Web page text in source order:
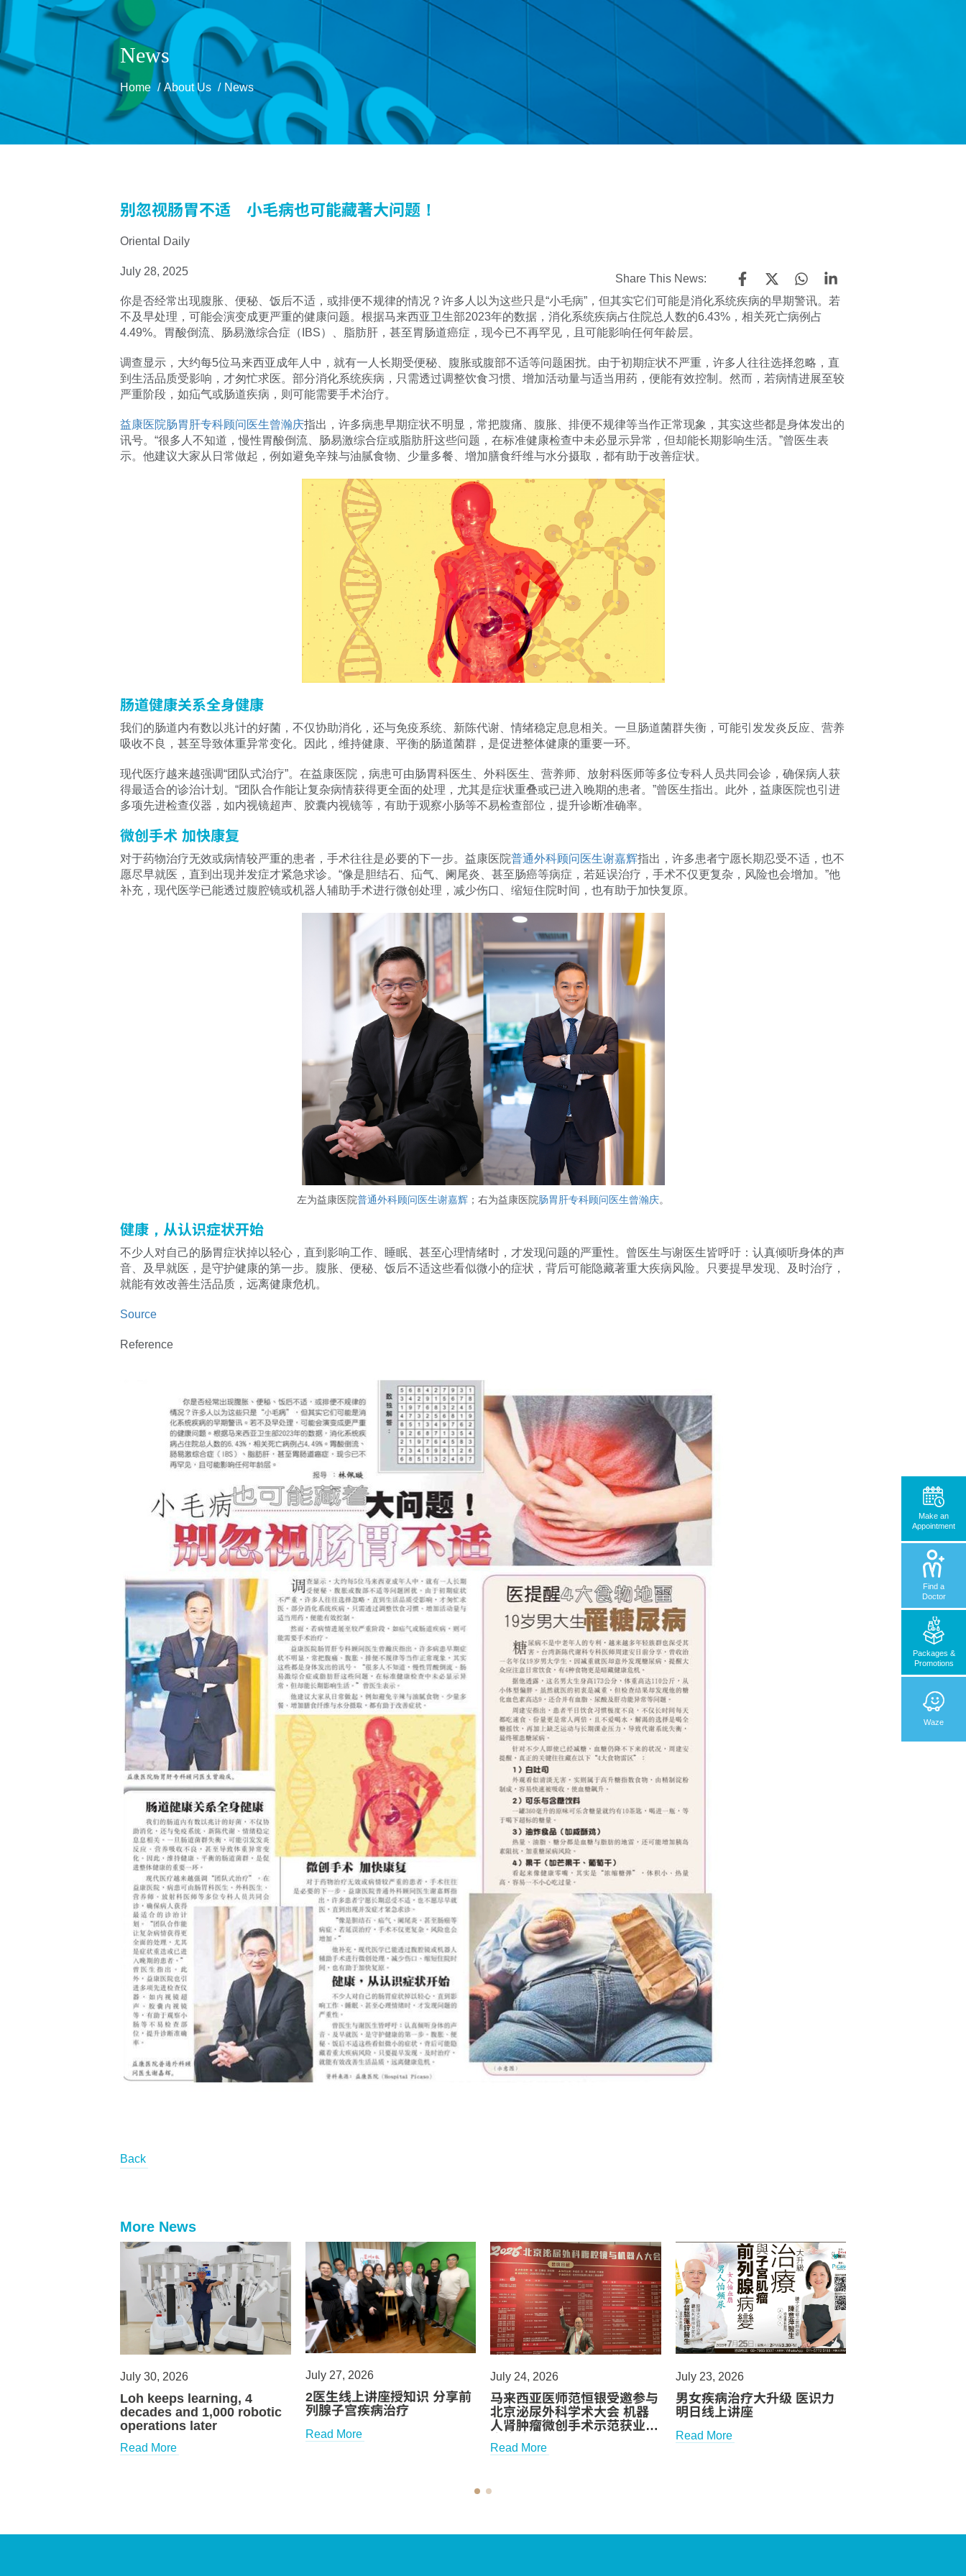
News
Home About Us News
别忽视肠胃不适 小毛病也可能藏著大问题！
Oriental Daily
July 28, 2025
Share This News:
你是否经常出现腹胀、便秘、饭后不适，或排便不规律的情况？许多人以为这些只是“小毛病”，但其实它们可能是消化系统疾病的早期警讯。若
不及早处理，可能会演变成更严重的健康问题。根据马来西亚卫生部2023年的数据，消化系统疾病占住院总人数的6.43%，相关死亡病例占
4.49%。胃酸倒流、肠易激综合症（IBS）、脂肪肝，甚至胃肠道癌症，现今已不再罕见，且可能影响任何年龄层。
调查显示，大约每5位马来西亚成年人中，就有一人长期受便秘、腹胀或腹部不适等问题困扰。由于初期症状不严重，许多人往往选择忽略，直
到生活品质受影响，才匆忙求医。部分消化系统疾病，只需透过调整饮食习惯、增加活动量与适当用药，便能有效控制。然而，若病情进展至较
严重阶段，如疝气或肠道疾病，则可能需要手术治疗。
益康医院肠胃肝专科顾问医生曾瀚庆指出，许多病患早期症状不明显，常把腹痛、腹胀、排便不规律等当作正常现象，其实这些都是身体发出的
讯号。“很多人不知道，慢性胃酸倒流、肠易激综合症或脂肪肝这些问题，在标准健康检查中未必显示异常，但却能长期影响生活。”曾医生表
示。他建议大家从日常做起，例如避免辛辣与油腻食物、少量多餐、增加膳食纤维与水分摄取，都有助于改善症状。
肠道健康关系全身健康
我们的肠道内有数以兆计的好菌，不仅协助消化，还与免疫系统、新陈代谢、情绪稳定息息相关。一旦肠道菌群失衡，可能引发发炎反应、营养
吸收不良，甚至导致体重异常变化。因此，维持健康、平衡的肠道菌群，是促进整体健康的重要一环。
现代医疗越来越强调“团队式治疗”。在益康医院，病患可由肠胃科医生、外科医生、营养师、放射科医师等多位专科人员共同会诊，确保病人获
得最适合的诊治计划。“团队合作能让复杂病情获得更全面的处理，尤其是症状重叠或已进入晚期的患者。”曾医生指出。此外，益康医院也引进
多项先进检查仪器，如内视镜超声、胶囊内视镜等，有助于观察小肠等不易检查部位，提升诊断准确率。
微创手术 加快康复
对于药物治疗无效或病情较严重的患者，手术往往是必要的下一步。益康医院普通外科顾问医生谢嘉辉指出，许多患者宁愿长期忍受不适，也不
愿尽早就医，直到出现并发症才紧急求诊。“像是胆结石、疝气、阑尾炎、甚至肠癌等病症，若延误治疗，手术不仅更复杂，风险也会增加。”他
补充，现代医学已能透过腹腔镜或机器人辅助手术进行微创处理，减少伤口、缩短住院时间，也有助于加快复原。
左为益康医院普通外科顾问医生谢嘉辉 ；右为益康医院肠胃肝专科顾问医生曾瀚庆。
健康，从认识症状开始
不少人对自己的肠胃症状掉以轻心，直到影响工作、睡眠、甚至心理情绪时，才发现问题的严重性。曾医生与谢医生皆呼吁：认真倾听身体的声
音、及早就医，是守护健康的第一步。腹胀、便秘、饭后不适这些看似微小的症状，背后可能隐藏著重大疾病风险。只要提早发现、及时治疗，
就能有效改善生活品质，远离健康危机。
Source
Reference
Back
More News
July 30, 2026
Loh keeps learning, 4
decades and 1,000 robotic
operations later
Read More
July 27, 2026
2医生线上讲座授知识 分享前
列腺子宫疾病治疗
Read More
July 24, 2026
马来西亚医师范恒银受邀参与
北京泌尿外科学术大会 机器
人肾肿瘤微创手术示范获业内
高度认可
Read More
July 23, 2026
男女疾病治疗大升级 医识力
明日线上讲座
Read More
Make an
Appointment
Find a
Doctor
Packages &
Promotions
Waze